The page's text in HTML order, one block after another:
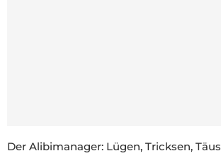
Der Alibimanager: Lügen, Tricksen,